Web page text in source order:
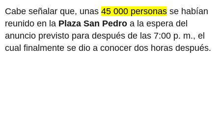
Cabe señalar que, unas 45 000 personas se habían
reunido en la Plaza San Pedro a la espera del
anuncio previsto para después de las 7:00 p. m., el
cual finalmente se dio a conocer dos horas después.